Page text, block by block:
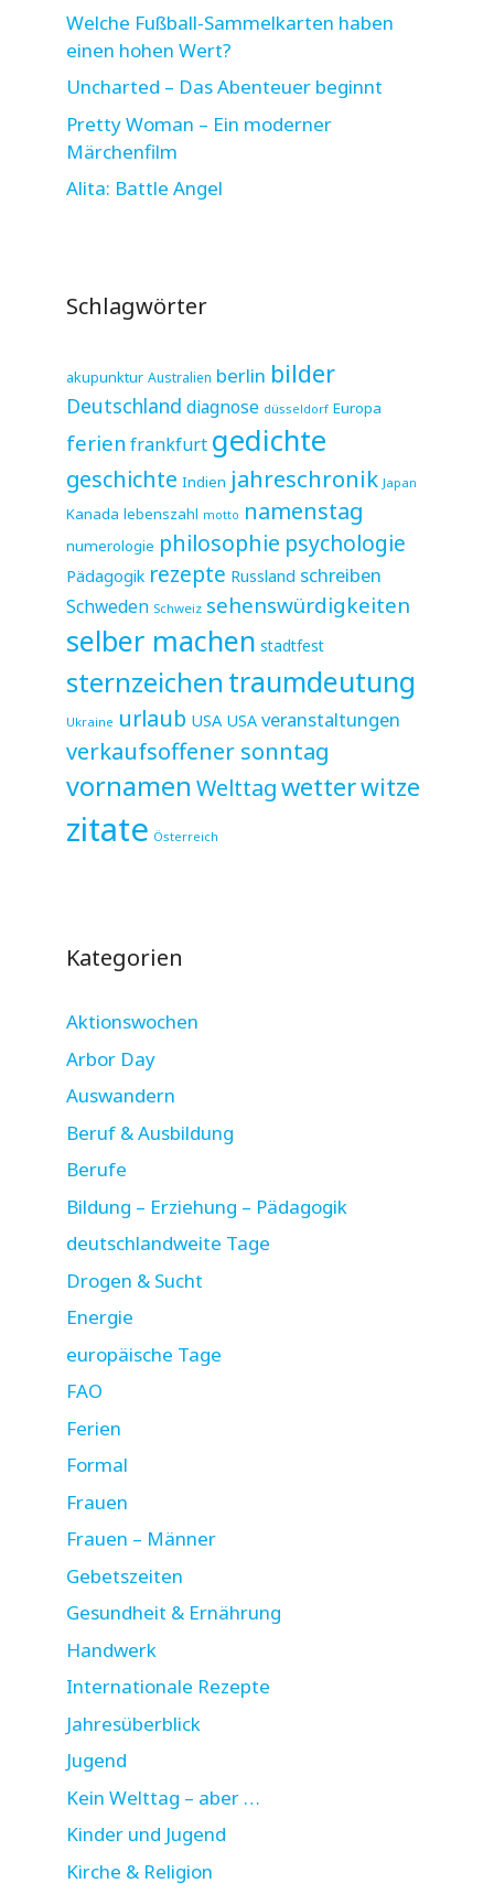
Welche Fußball-Sammelkarten haben
einen hohen Wert?
Uncharted – Das Abenteuer beginnt
Pretty Woman – Ein moderner
Märchenfilm
Alita: Battle Angel
Schlagwörter
akupunktur Australien berlin bilder
Deutschland diagnose düsseldorf Europa
ferien frankfurt gedichte
geschichte Indien jahreschronik Japan
Kanada lebenszahl motto namenstag
numerologie philosophie psychologie
Pädagogik rezepte Russland schreiben
Schweden Schweiz sehenswürdigkeiten
selber machen stadtfest
sternzeichen traumdeutung
Ukraine urlaub USA USA veranstaltungen
verkaufsoffener sonntag
vornamen Welttagwetterwitze
zitate Österreich
Kategorien
Aktionswochen
Arbor Day
Auswandern
Beruf & Ausbildung
Berufe
Bildung – Erziehung – Pädagogik
deutschlandweite Tage
Drogen & Sucht
Energie
europäische Tage
FAO
Ferien
Formal
Frauen
Frauen – Männer
Gebetszeiten
Gesundheit & Ernährung
Handwerk
Internationale Rezepte
Jahresüberblick
Jugend
Kein Welttag – aber …
Kinder und Jugend
Kirche & Religion